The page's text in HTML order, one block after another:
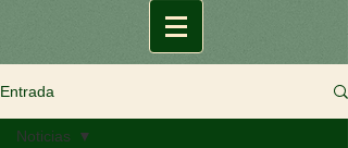
Entrada
Noticias